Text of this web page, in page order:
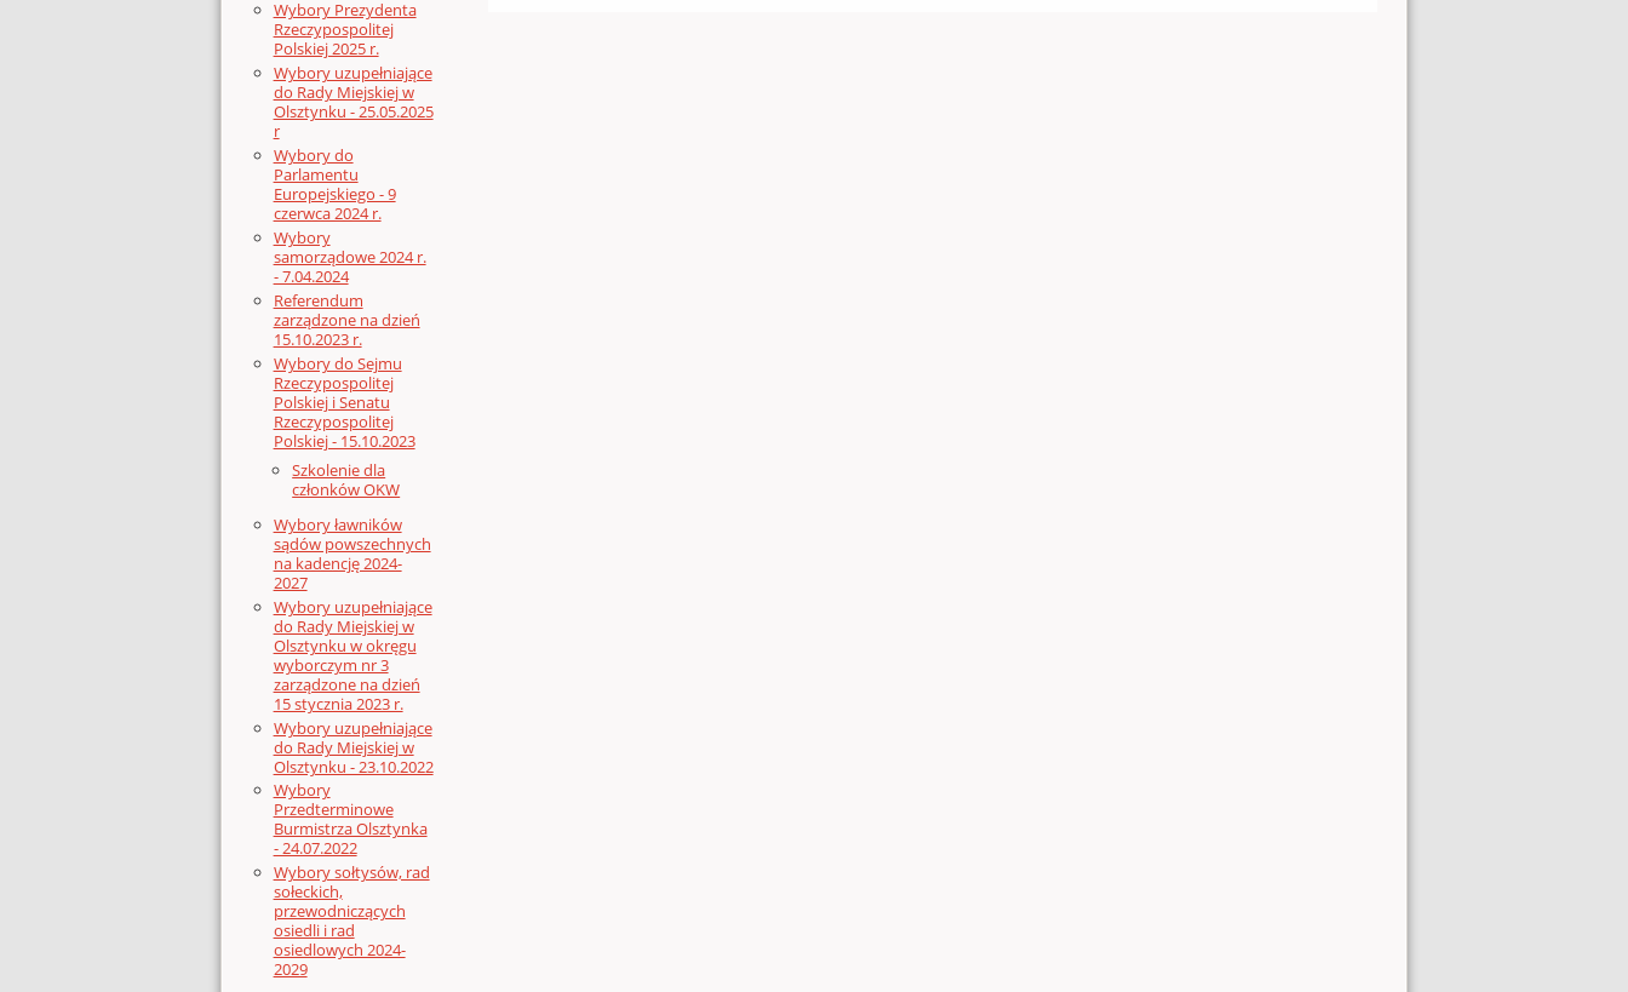
Wybory Prezydenta
Rzeczypospolitej
Polskiej 2025 r.
Wybory uzupełniające
do Rady Miejskiej w
Olsztynku - 25.05.2025
r
Wybory do
Parlamentu
Europejskiego - 9
czerwca 2024 r.
Wybory
samorządowe 2024 r.
- 7.04.2024
Referendum
zarządzone na dzień
15.10.2023 r.
Wybory do Sejmu
Rzeczypospolitej
Polskiej i Senatu
Rzeczypospolitej
Polskiej - 15.10.2023
Szkolenie dla
członków OKW
Wybory ławników
sądów powszechnych
na kadencję 2024-
2027
Wybory uzupełniające
do Rady Miejskiej w
Olsztynku w okręgu
wyborczym nr 3
zarządzone na dzień
15 stycznia 2023 r.
Wybory uzupełniające
do Rady Miejskiej w
Olsztynku - 23.10.2022
Wybory
Przedterminowe
Burmistrza Olsztynka
- 24.07.2022
Wybory sołtysów, rad
sołeckich,
przewodniczących
osiedli i rad
osiedlowych 2024-
2029